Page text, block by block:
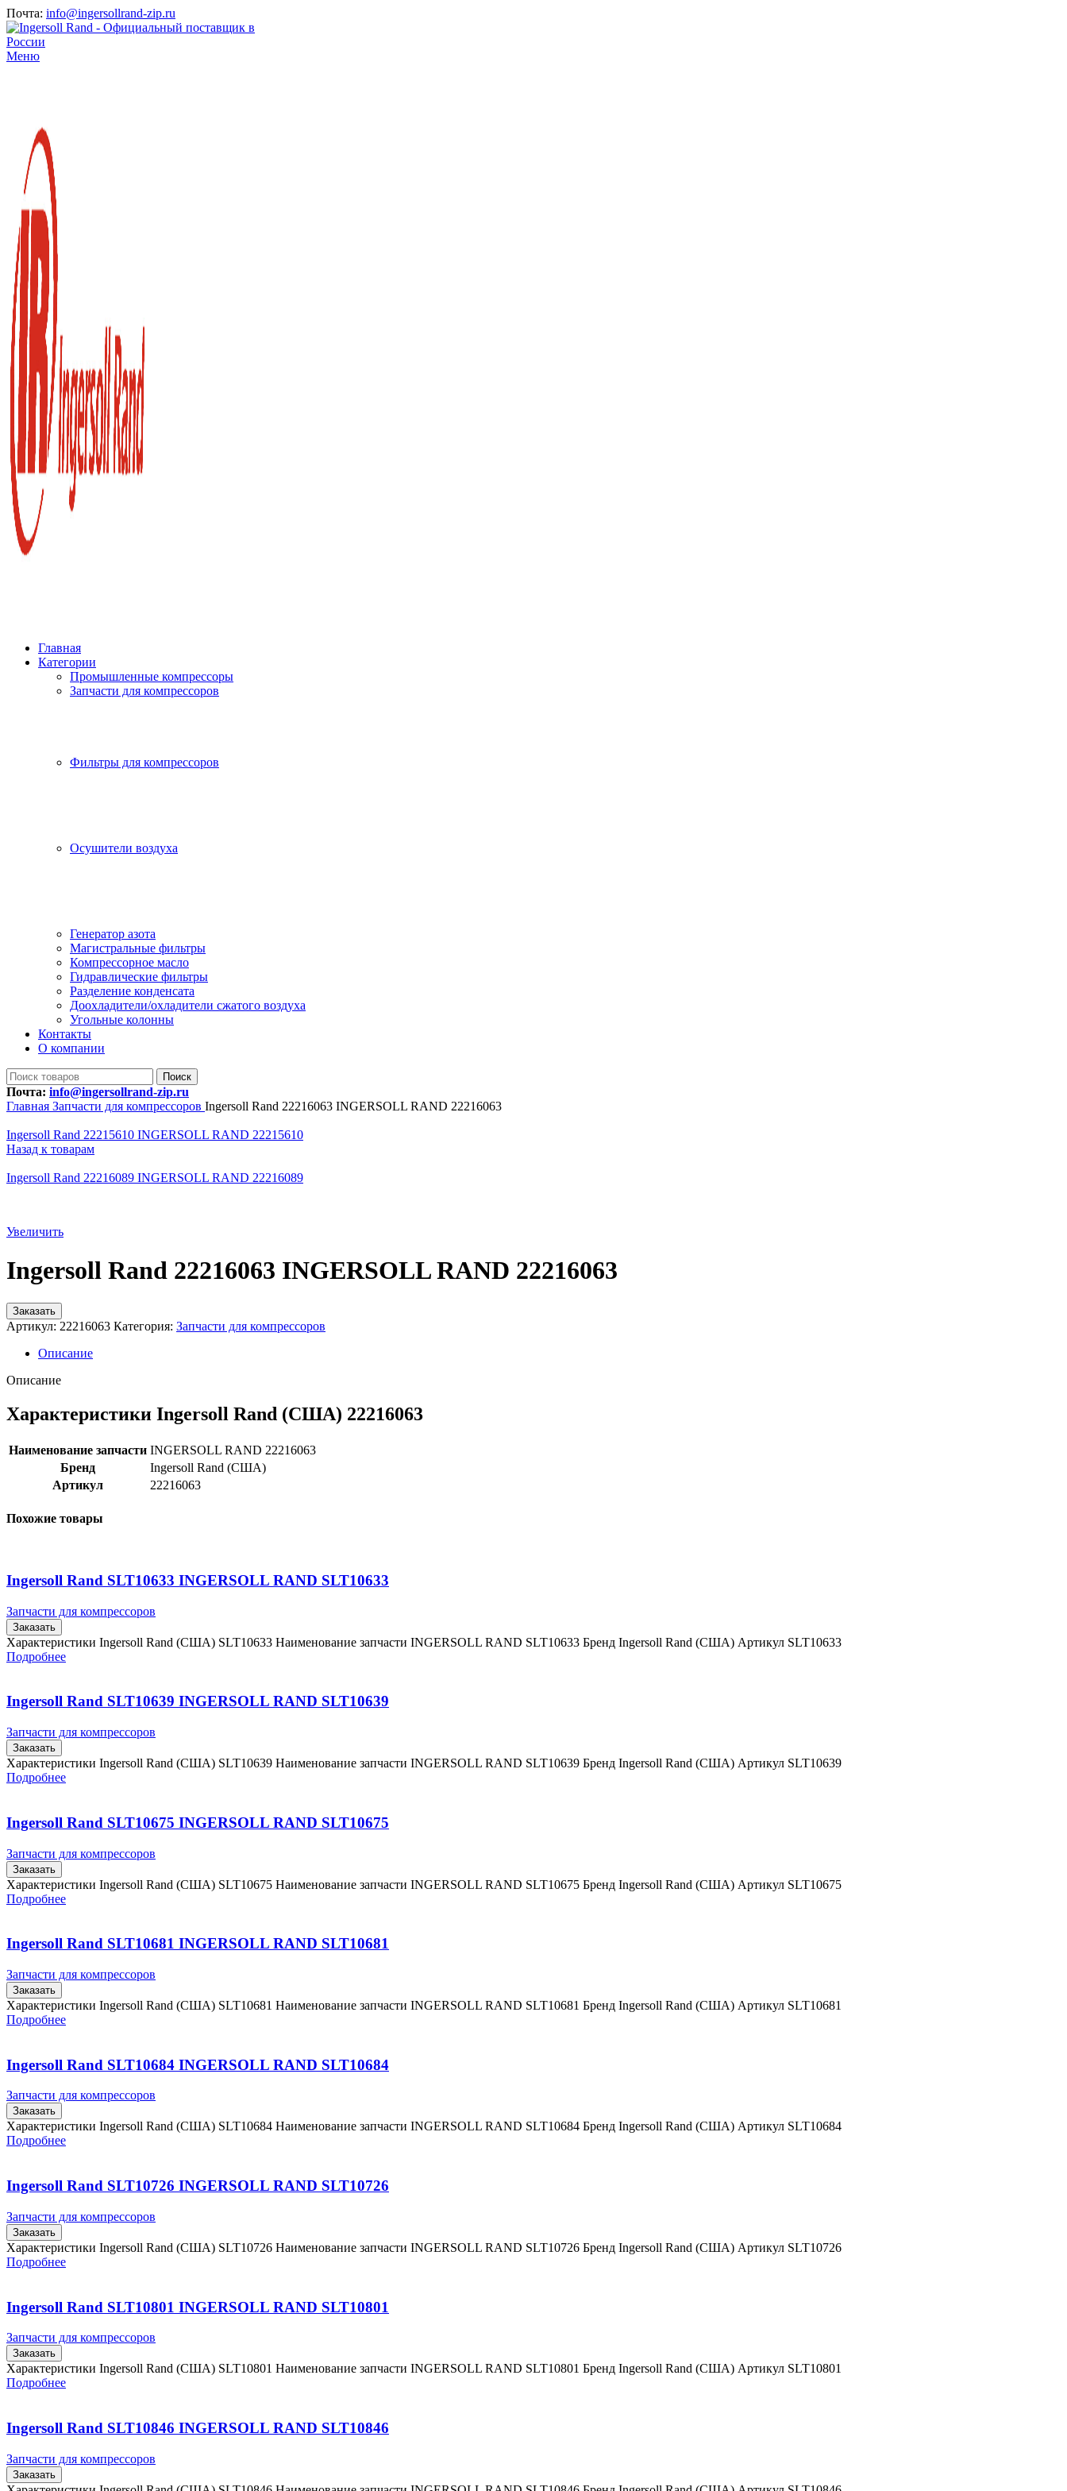
Почта: info@ingersollrand-zip.ru
Меню
Главная
Категории
Промышленные компрессоры
Запчасти для компрессоров
Фильтры для компрессоров
Осушители воздуха
Генератор азота
Магистральные фильтры
Компрессорное масло
Гидравлические фильтры
Разделение конденсата
Доохладители/охладители сжатого воздуха
Угольные колонны
Контакты
О компании
Поиск
Почта: info@ingersollrand-zip.ru
Главная Запчасти для компрессоров Ingersoll Rand 22216063 INGERSOLL RAND 22216063
Ingersoll Rand 22215610 INGERSOLL RAND 22215610
Назад к товарам
Ingersoll Rand 22216089 INGERSOLL RAND 22216089
Увеличить
Ingersoll Rand 22216063 INGERSOLL RAND 22216063
Заказать
Артикул: 22216063 Категория: Запчасти для компрессоров
Описание
Описание
Характеристики Ingersoll Rand (США) 22216063
Наименование запчасти INGERSOLL RAND 22216063
Бренд
Ingersoll Rand (США)
Артикул
22216063
Похожие товары
Ingersoll Rand SLT10633 INGERSOLL RAND SLT10633
Запчасти для компрессоров
Заказать
Характеристики Ingersoll Rand (США) SLT10633 Наименование запчасти INGERSOLL RAND SLT10633 Бренд Ingersoll Rand (США) Артикул SLT10633
Подробнее
Ingersoll Rand SLT10639 INGERSOLL RAND SLT10639
Запчасти для компрессоров
Заказать
Характеристики Ingersoll Rand (США) SLT10639 Наименование запчасти INGERSOLL RAND SLT10639 Бренд Ingersoll Rand (США) Артикул SLT10639
Подробнее
Ingersoll Rand SLT10675 INGERSOLL RAND SLT10675
Запчасти для компрессоров
Заказать
Характеристики Ingersoll Rand (США) SLT10675 Наименование запчасти INGERSOLL RAND SLT10675 Бренд Ingersoll Rand (США) Артикул SLT10675
Подробнее
Ingersoll Rand SLT10681 INGERSOLL RAND SLT10681
Запчасти для компрессоров
Заказать
Характеристики Ingersoll Rand (США) SLT10681 Наименование запчасти INGERSOLL RAND SLT10681 Бренд Ingersoll Rand (США) Артикул SLT10681
Подробнее
Ingersoll Rand SLT10684 INGERSOLL RAND SLT10684
Запчасти для компрессоров
Заказать
Характеристики Ingersoll Rand (США) SLT10684 Наименование запчасти INGERSOLL RAND SLT10684 Бренд Ingersoll Rand (США) Артикул SLT10684
Подробнее
Ingersoll Rand SLT10726 INGERSOLL RAND SLT10726
Запчасти для компрессоров
Заказать
Характеристики Ingersoll Rand (США) SLT10726 Наименование запчасти INGERSOLL RAND SLT10726 Бренд Ingersoll Rand (США) Артикул SLT10726
Подробнее
Ingersoll Rand SLT10801 INGERSOLL RAND SLT10801
Запчасти для компрессоров
Заказать
Характеристики Ingersoll Rand (США) SLT10801 Наименование запчасти INGERSOLL RAND SLT10801 Бренд Ingersoll Rand (США) Артикул SLT10801
Подробнее
Ingersoll Rand SLT10846 INGERSOLL RAND SLT10846
Запчасти для компрессоров
Заказать